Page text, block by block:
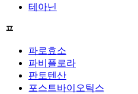
테아닌
ㅍ
파로효소
파비플로라
판토텐산
포스트바이오틱스